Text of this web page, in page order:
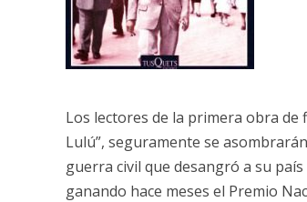
Los lectores de la primera obra de
Lulú”, seguramente se
guerra civil que desangró a su
ganando hace meses el Premio